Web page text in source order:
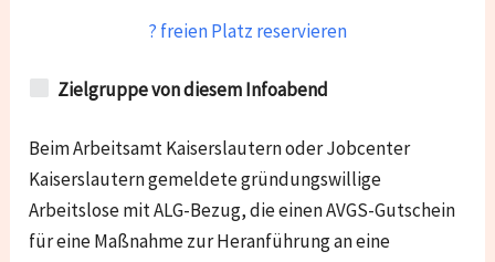
? freien Platz reservieren
Zielgruppe von diesem Infoabend
Beim Arbeitsamt Kaiserslautern oder Jobcenter
Kaiserslautern gemeldete gründungswillige
Arbeitslose mit ALG-Bezug, die einen AVGS-Gutschein
für eine Maßnahme zur Heranführung an eine